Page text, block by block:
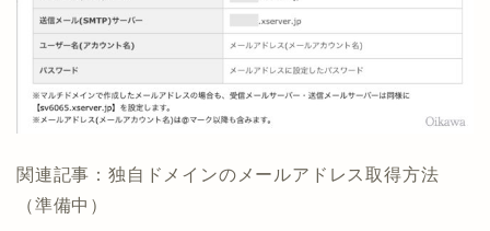
関連記事：独自ドメインのメールアドレス取得方法
（準備中）